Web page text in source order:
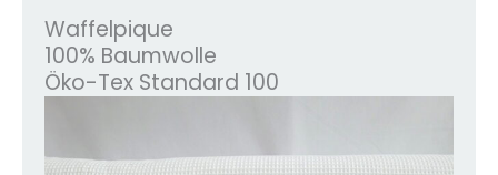
Waffelpique
100% Baumwolle
Öko-Tex Standard 100